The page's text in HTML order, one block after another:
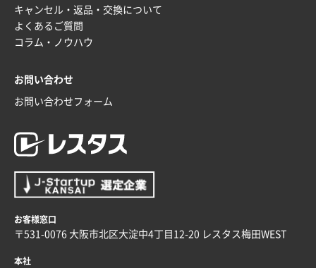
埼玉県G社様
ラミネート紙袋 規格L4サイズ(B4対応)
2025年12月04日 17:34
兵庫県のお客様
2025年12月02日 23:00
ロゴが入れられること
大阪府E社様
2025年11月28日 15:13
他部署のスタッフからの指示
キャンセル・返品・交換について
よくあるご質問
コラム・ノウハウ
お問い合わせ
お問い合わせフォーム
お客様窓口
〒531-0076 大阪市北区大淀中4丁目12-20 レスタス梅田WEST
本社